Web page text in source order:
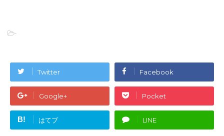
-
Twitter Facebook
Google+ Pocket
B! はてブ LINE